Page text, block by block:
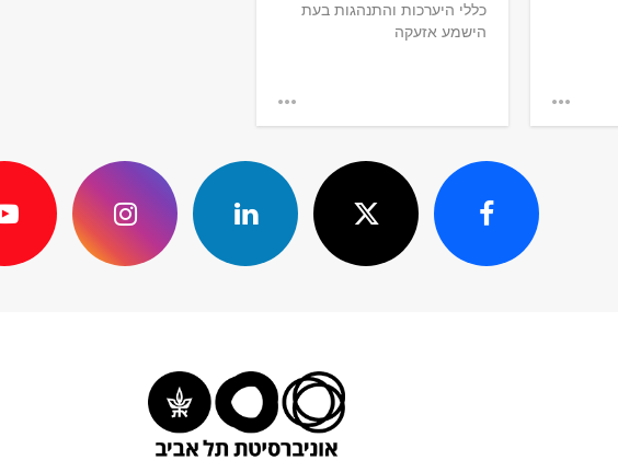
תל אביב- נורת'ווסטרן
ציבורי בשיתוף
נורת'ווסטרן, שיקגו
ייפתח במרץ 2027
כללי היערכות והתנהגות בעת
הישמע אזעקה